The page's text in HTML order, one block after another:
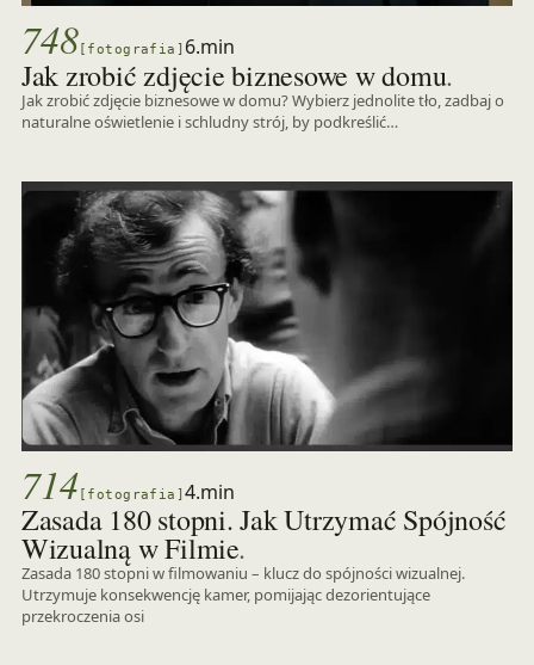
748 [fotografia] 6.min
Jak zrobić zdjęcie biznesowe w domu.
Jak zrobić zdjęcie biznesowe w domu? Wybierz jednolite tło, zadbaj o
naturalne oświetlenie i schludny strój, by podkreślić…
714 [fotografia]4.min
Zasada 180 stopni. Jak Utrzymać Spójność
Wizualną w Filmie.
Zasada 180 stopni w filmowaniu – klucz do spójności wizualnej.
Utrzymuje konsekwencję kamer, pomijając dezorientujące
przekroczenia osi